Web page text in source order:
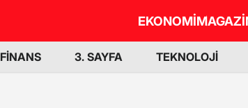
EKONOMİ
FİNANS 3. SAYFA TEKNOLOJİ